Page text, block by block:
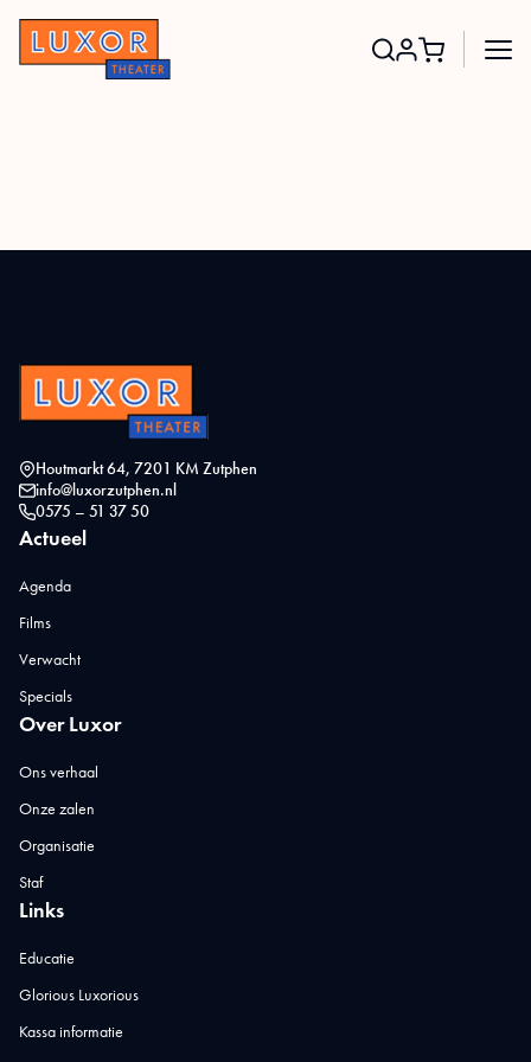
Houtmarkt 64, 7201 KM Zutphen
info@luxorzutphen.nl
0575 – 51 37 50
Actueel
Agenda
Films
Verwacht
Specials
Over Luxor
Ons verhaal
Onze zalen
Organisatie
Staf
Links
Educatie
Glorious Luxorious
Kassa informatie